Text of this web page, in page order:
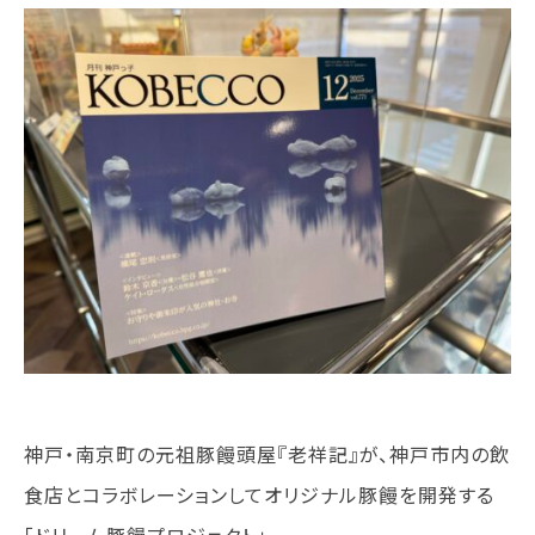
学校法人 育成学園の歩み
理事長メッセージ
学費・奨学金
本校独自の学費サポート制度
学費サポート
住まいサポート
学科紹介
調理学科
製菓学科
資格・就職
神戸・南京町の元祖豚饅頭屋『老祥記』が、神戸市内の飲
食店とコラボレーションしてオリジナル豚饅を開発する